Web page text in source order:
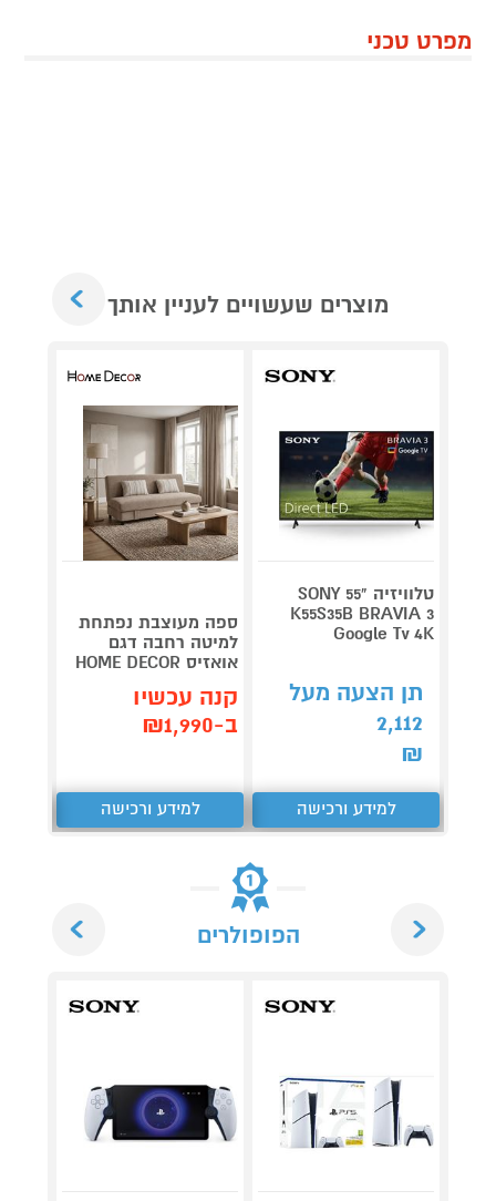
מפרט טכני
מוצרים שעשויים לעניין אותך
טלוויזיה "55 SONY
K55S35B BRAVIA 3
Google Tv 4K
תן הצעה מעל
2,112
₪
למידע ורכישה
ספה מעוצבת נפתחת
למיטה רחבה דגם
אואזיס HOME DECOR
קנה עכשיו
ב-₪1,990
למידע ורכישה
הפופולרים